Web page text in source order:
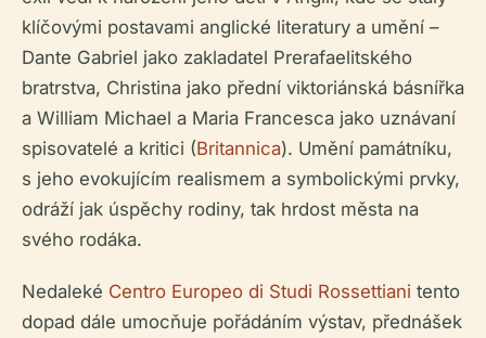
klíčovými postavami anglické literatury a umění –
Dante Gabriel jako zakladatel Prerafaelitského
bratrstva, Christina jako přední viktoriánská básnířka
a William Michael a Maria Francesca jako uznávaní
spisovatelé a kritici (Britannica). Umění památníku,
s jeho evokujícím realismem a symbolickými prvky,
odráží jak úspěchy rodiny, tak hrdost města na
svého rodáka.
Nedaleké Centro Europeo di Studi Rossettiani tento
dopad dále umocňuje pořádáním výstav, přednášek